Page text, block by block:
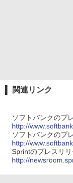
関連リンク
ソフトバンクのプ
http://
ソフトバンクのプ
http://
Sprintのプレスリリ
http://